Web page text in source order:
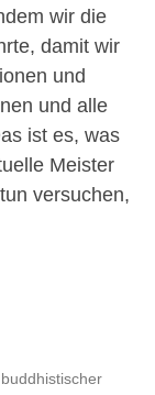
wir die
damit wir
und
und alle
ist es, was
Meister
versuchen,